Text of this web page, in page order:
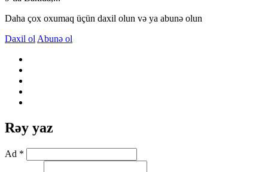
Daha çox oxumaq üçün daxil olun və ya abunə olun
Daxil ol Abunə ol
Rəy yaz
Ad *